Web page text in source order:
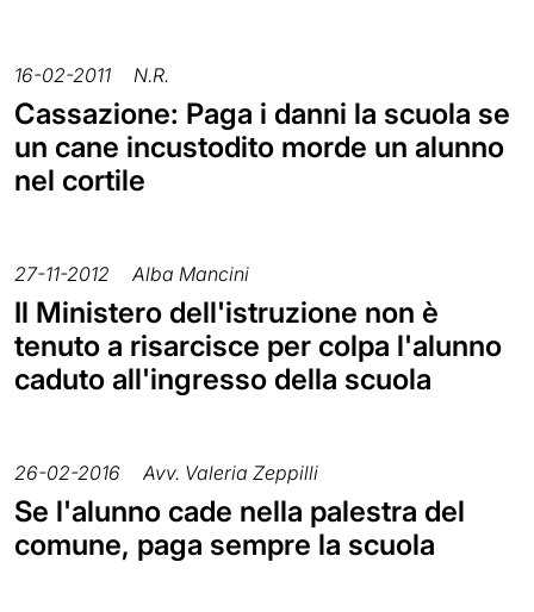
16-02-2011 N.R.
Cassazione: Paga i danni la scuola se
un cane incustodito morde un alunno
nel cortile
27-11-2012 Alba Mancini
Il Ministero dell'istruzione non è
tenuto a risarcisce per colpa l'alunno
caduto all'ingresso della scuola
26-02-2016 Avv. Valeria Zeppilli
Se l'alunno cade nella palestra del
comune, paga sempre la scuola